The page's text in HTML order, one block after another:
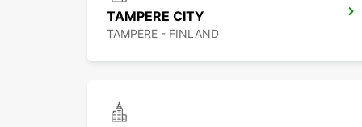
TAMPERE CITY
TAMPERE - FINLAND